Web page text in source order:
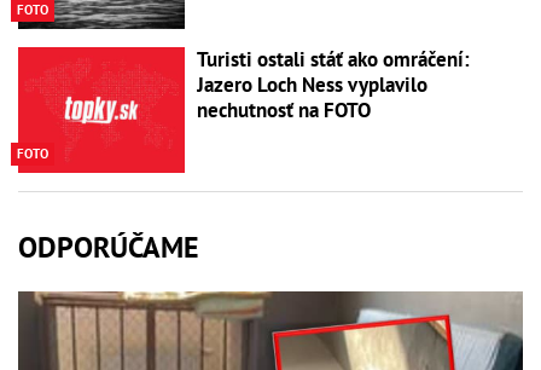
FOTO
FOTO
Turisti ostali stáť ako omráčení:
Jazero Loch Ness vyplavilo
nechutnosť na FOTO
ODPORÚČAME